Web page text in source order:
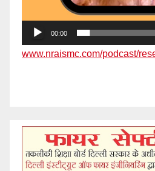
00:00
www.nraismc.com/podcast/